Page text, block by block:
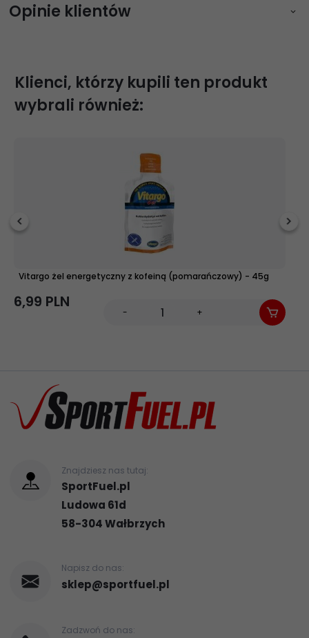
Opinie klientów
Klienci, którzy kupili ten produkt
wybrali również:
Vitargo żel energetyczny z kofeiną (pomarańczowy) - 45g
6,99 PLN
- +
Znajdziesz nas tutaj:
SportFuel.pl
Ludowa 61d
58-304Wałbrzych
Napisz do nas:
sklep@sportfuel.pl
Zadzwoń do nas: